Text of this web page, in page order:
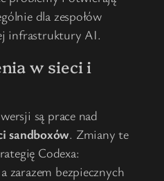
dla zespołów
infrastruktury AI.
w sieci i
są prace nad
sandboxów. Zmiany te
Codexa:
zarazem bezpiecznych